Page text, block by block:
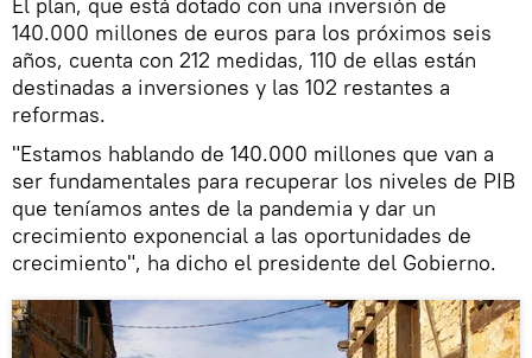
140.000 millones de euros para los próximos seis
años, cuenta con 212 medidas, 110 de ellas están
destinadas a inversiones y las 102 restantes a
reformas.
"Estamos hablando de 140.000 millones que van a
ser fundamentales para recuperar los niveles de PIB
que teníamos antes de la pandemia y dar un
crecimiento exponencial a las oportunidades de
crecimiento", ha dicho el presidente del Gobierno.